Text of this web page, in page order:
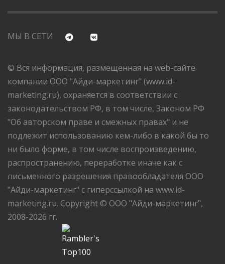
МЫ В СЕТИ
© Вся информация, размещенная на web-сайте
компании ООО "Айди-маркетинг" (www.id-
marketing.ru), охраняется в соответствии с
законодательством РФ, в том числе, Законом РФ
"Об авторском праве и смежных правах" и не
подлежит использованию кем-либо в какой бы то
ни было форме, в том числе воспроизведению,
распространению, переработке иначе как с
письменного разрешения правообладателя ООО
"Айди-маркетинг" с гиперссылкой на www.id-
marketing.ru. Copyright © ООО "Айди-маркетинг",
2008-2026 гг.